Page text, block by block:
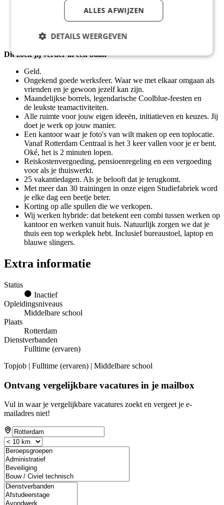
De voorkeur is 40 uur per week, maar 32 uur is ook
bespreekbaar.
Dit zoek jij verder in een baan
Geld.
Ongekend goede werksfeer. Waar we met elkaar omgaan als
vrienden en je gewoon jezelf kan zijn.
Maandelijkse borrels, legendarische Coolblue-feesten en
de leukste teamactiviteiten.
Alle ruimte voor jouw eigen ideeën, initiatieven en keuzes. Jij
doet je werk op jouw manier.
Een kantoor waar je foto's van wilt maken op een toplocatie.
Vanaf Rotterdam Centraal is het 3 keer vallen voor je er bent.
Oké, het is 2 minuten lopen.
Reiskostenvergoeding, pensioenregeling en een vergoeding
voor als je thuiswerkt.
25 vakantiedagen. Als je belooft dat je terugkomt.
Met meer dan 30 trainingen in onze eigen Studiefabriek word
je elke dag een beetje beter.
Korting op alle spullen die we verkopen.
Wij werken hybride: dat betekent een combi tussen werken op
kantoor en werken vanuit huis. Natuurlijk zorgen we dat je
thuis een top werkplek hebt. Inclusief bureaustoel, laptop en
blauwe slingers.
Extra informatie
Status
Inactief
Opleidingsniveaus
Middelbare school
Plaats
Rotterdam
Dienstverbanden
Fulltime (ervaren)
Topjob | Fulltime (ervaren) | Middelbare school
Ontvang vergelijkbare vacatures in je mailbox
Vul in waar je vergelijkbare vacatures zoekt en vergeet je e-
mailadres niet!
ALLES AFWIJZEN
DETAILS WEERGEVEN